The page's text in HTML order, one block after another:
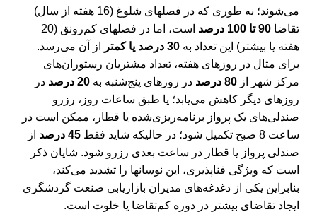
می‌شوند؛ به طوری که در فصل‎های شلوغ (16 هفته از سال)
تقاضا 90 تا 100 درصد
است، اما در فصل‎های کم‌رونق (20
هفته یا بیشتر) این تعداد به 30 درصد یا کمتر
از آن می‌رسد.
برای مثال در روزهای هفته، تعداد مشتریان رستوران‌های
مرکز شهر از 80 درصد در روزهای پنج‌شنبه به 20 درصد
در
روز‌های دیگر کاهش می‌یابد؛ یا طبق ساعات روز، رزرو
صندلی‌های یک پرواز برنامه‌ریزی‌شده یا قطار، ممکن است در
ساعت 8 صبح تکمیل شود؛ در حالیکه شاید فقط
45 درصد
از
صندلی پرواز یا قطار در ساعت بعدی رزرو شود. شایان ذکر
است که ویژگی فناپذیری، این نوسان‎ها را تشدید می‌کند،
بنابراین یکی از دغدغه‎‌های مدیران بازاریابی صنعت گردشگری
ایجاد تقاضای بیشتر در دوره کم‌تقاضا یا خلوت است.